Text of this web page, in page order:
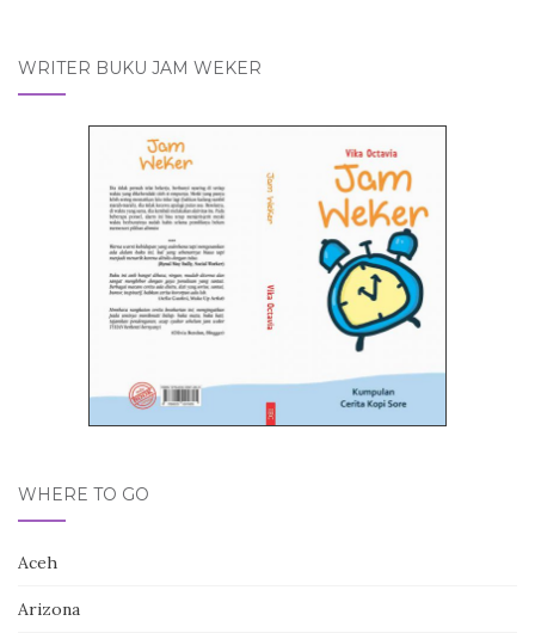
WRITER BUKU JAM WEKER
WHERE TO GO
Aceh
Arizona